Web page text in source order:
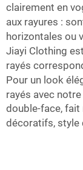
clairement en
aux rayures :
horizontales ou
Jiayi Clothing
rayés
Pour un look
rayés avec notre
double-face, fait
décoratifs, style